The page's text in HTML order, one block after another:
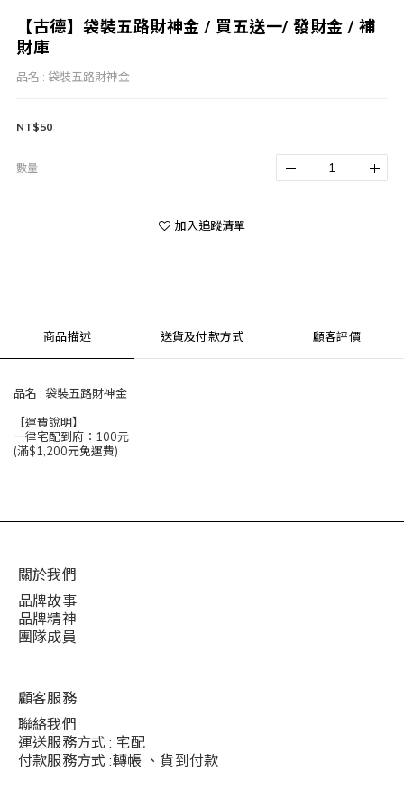
【古德】袋裝五路財神金 / 買五送一/ 發財金 / 補
財庫
品名 : 袋裝五路財神金
NT$50
數量
加入追蹤清單
商品描述 送貨及付款方式 顧客評價
品名 : 袋裝五路財神金
【運費說明】
一律宅配到府：100元
(滿$1,200元免運費)
關於我們
品牌故事
品牌精神
團隊成員
顧客服務
聯絡我們
運送服務方式 : 宅配
付款服務方式 :轉帳 、貨到付款